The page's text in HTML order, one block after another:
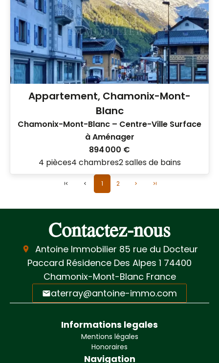
Appartement, Chamonix-Mont-
Blanc
Chamonix-Mont-Blanc – Centre-Ville Surface
à Aménager
894 000 €
4 pièces4 chambres2 salles de bains
1 2
Contactez-nous
Antoine Immobilier 85 rue du Docteur
Paccard Résidence Des Alpes 1 74400
Chamonix-Mont-Blanc France
aterray@antoine-immo.com
Informations legales
Mentions légales
Honoraires
Navigation